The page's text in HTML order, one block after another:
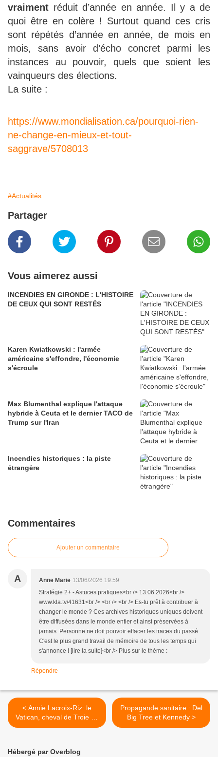
vraiment réduit d’année en année. Il y a de
quoi être en colère ! Surtout quand ces cris
sont répétés d’année en année, de mois en
mois, sans avoir d’écho concret parmi les
instances au pouvoir, quels que soient les
vainqueurs des élections.
La suite :
https://www.mondialisation.ca/pourquoi-rien-
ne-change-en-mieux-et-tout-
saggrave/5708013
#Actualités
Partager
Vous aimerez aussi
INCENDIES EN GIRONDE : L'HISTOIRE
DE CEUX QUI SONT RESTÉS
Karen Kwiatkowski : l'armée
américaine s'effondre, l'économie
s'écroule
Max Blumenthal explique l'attaque
hybride à Ceuta et le dernier TACO de
Trump sur l'Iran
Incendies historiques : la piste
étrangère
Commentaires
Ajouter un commentaire
A Anne Marie 13/06/2026 19:59
Stratégie 2+ - Astuces pratiques<br /> 13.06.2026<br />
www.kla.tv/41631<br /> <br /> <br /> Es-tu prêt à contribuer à
changer le monde ? Ces archives historiques uniques doivent
être diffusées dans le monde entier et ainsi préservées à
jamais. Personne ne doit pouvoir effacer les traces du passé.
C'est le plus grand travail de mémoire de tous les temps qui
s'annonce ! [lire la suite]<br /> Plus sur le thème :
Répondre
< Annie Lacroix-Riz: le
Vatican, cheval de Troie de
l'Allemagne?
Propagande sanitaire : Del
Big Tree et Kennedy >
Hébergé par Overblog